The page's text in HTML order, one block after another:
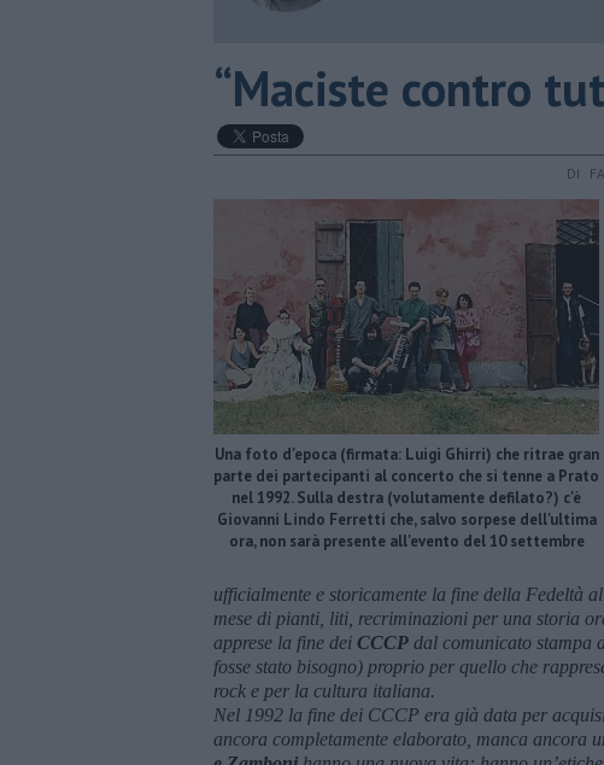
​“Maciste contro
DI
Una foto d'epoca (firmata: Luigi Ghirri) che ritrae gran
parte dei partecipanti al concerto che si tenne a Prato
nel 1992. Sulla destra (volutamente defilato?) c'è
Giovanni Lindo Ferretti che, salvo sorpese dell'ultima
ora, non sarà presente all'evento del 10 settembre
ufficialmente e storicamente la fine della Fedeltà
mese di pianti, liti, recriminazioni per una storia
apprese la fine dei CCCP dal comunicato stampa
fosse stato bisogno) proprio per quello che
rock e per la cultura italiana.
Nel 1992 la fine dei CCCP era già data per
ancora completamente elaborato, manca ancora